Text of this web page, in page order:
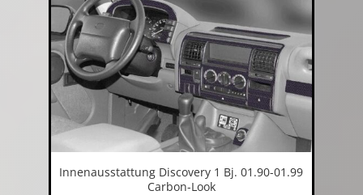
Innenausstattung Discovery 1 Bj. 01.90-01.99
Carbon-Look